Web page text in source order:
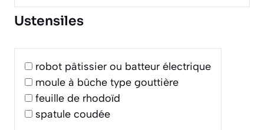
Ustensiles
robot pâtissier ou batteur électrique
moule à bûche type gouttière
feuille de rhodoïd
spatule coudée